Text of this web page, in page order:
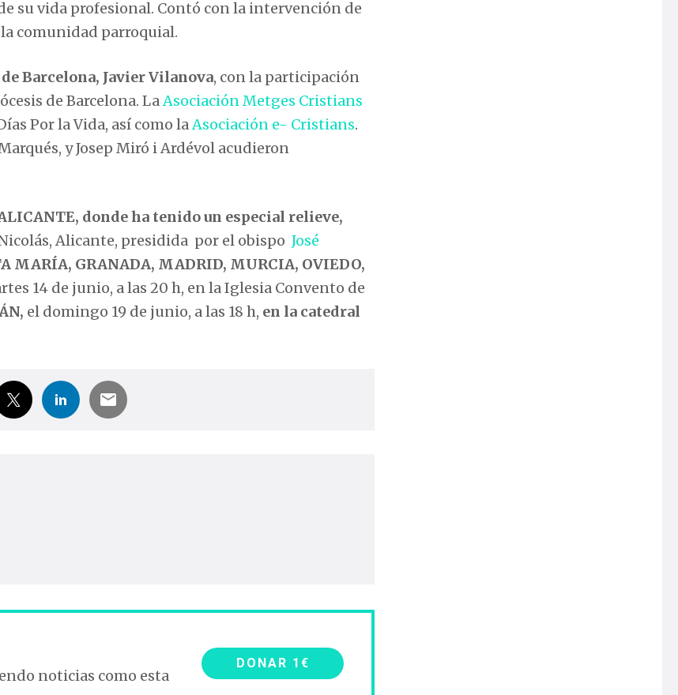
su vida profesional. Contó con la intervención de
comunidad parroquial.
Barcelona, Javier Vilanova, con la participación
de Barcelona. LaAsociación Metges Cristians
Por la Vida, así como laAsociación e- Cristians.
y Josep Miró i Ardévol acudieron
donde ha tenido un especial relieve,
Alicante, presidida por el obispo José
MARÍA, GRANADA, MADRID, MURCIA, OVIEDO,
14 de junio, a las 20 h, en la Iglesia Convento de
el domingo 19 de junio, a las 18 h, en la catedral
noticias como esta
DONAR 1€